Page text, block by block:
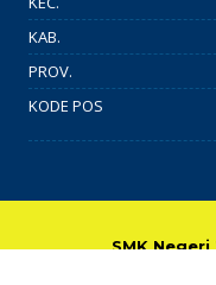
KAB.
PROV.
KODE POS
SMK